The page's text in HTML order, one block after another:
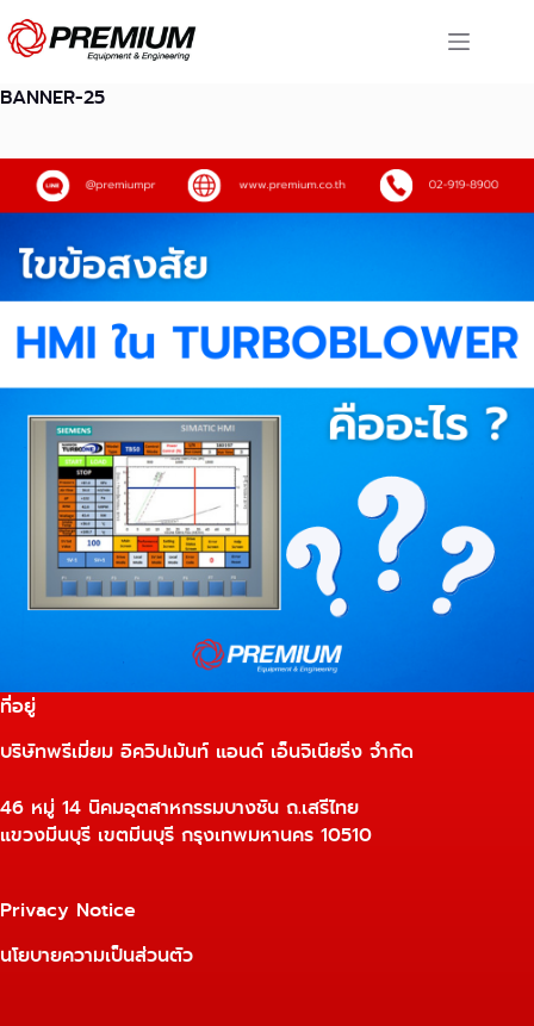
Skip
to
content
BANNER-25
ที่อยู่
บริษัทพรีเมี่ยม อิควิปเม้นท์ แอนด์ เอ็นจิเนียริ่ง จำกัด
46 หมู่ 14 นิคมอุตสาหกรรมบางชัน ถ.เสรีไทย
แขวงมีนบุรี เขตมีนบุรี กรุงเทพมหานคร 10510
Privacy Notice
นโยบายความเป็นส่วนตัว